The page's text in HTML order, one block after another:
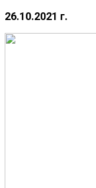
26.10.2021 г.